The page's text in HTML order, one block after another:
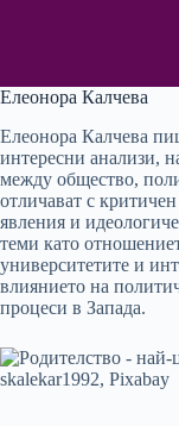
Елеонора Калчева
Елеонора Калчева
интересни анализи,
между общество,
отличават с
явления и
теми като
университетите и
влиянието на
процеси в Запада.